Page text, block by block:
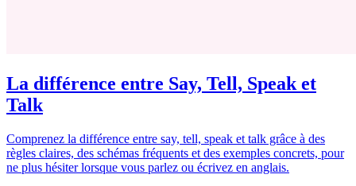
La différence entre Say, Tell, Speak et
Talk
Comprenez la différence entre say, tell, speak et talk grâce à des
règles claires, des schémas fréquents et des exemples concrets, pour
ne plus hésiter lorsque vous parlez ou écrivez en anglais.